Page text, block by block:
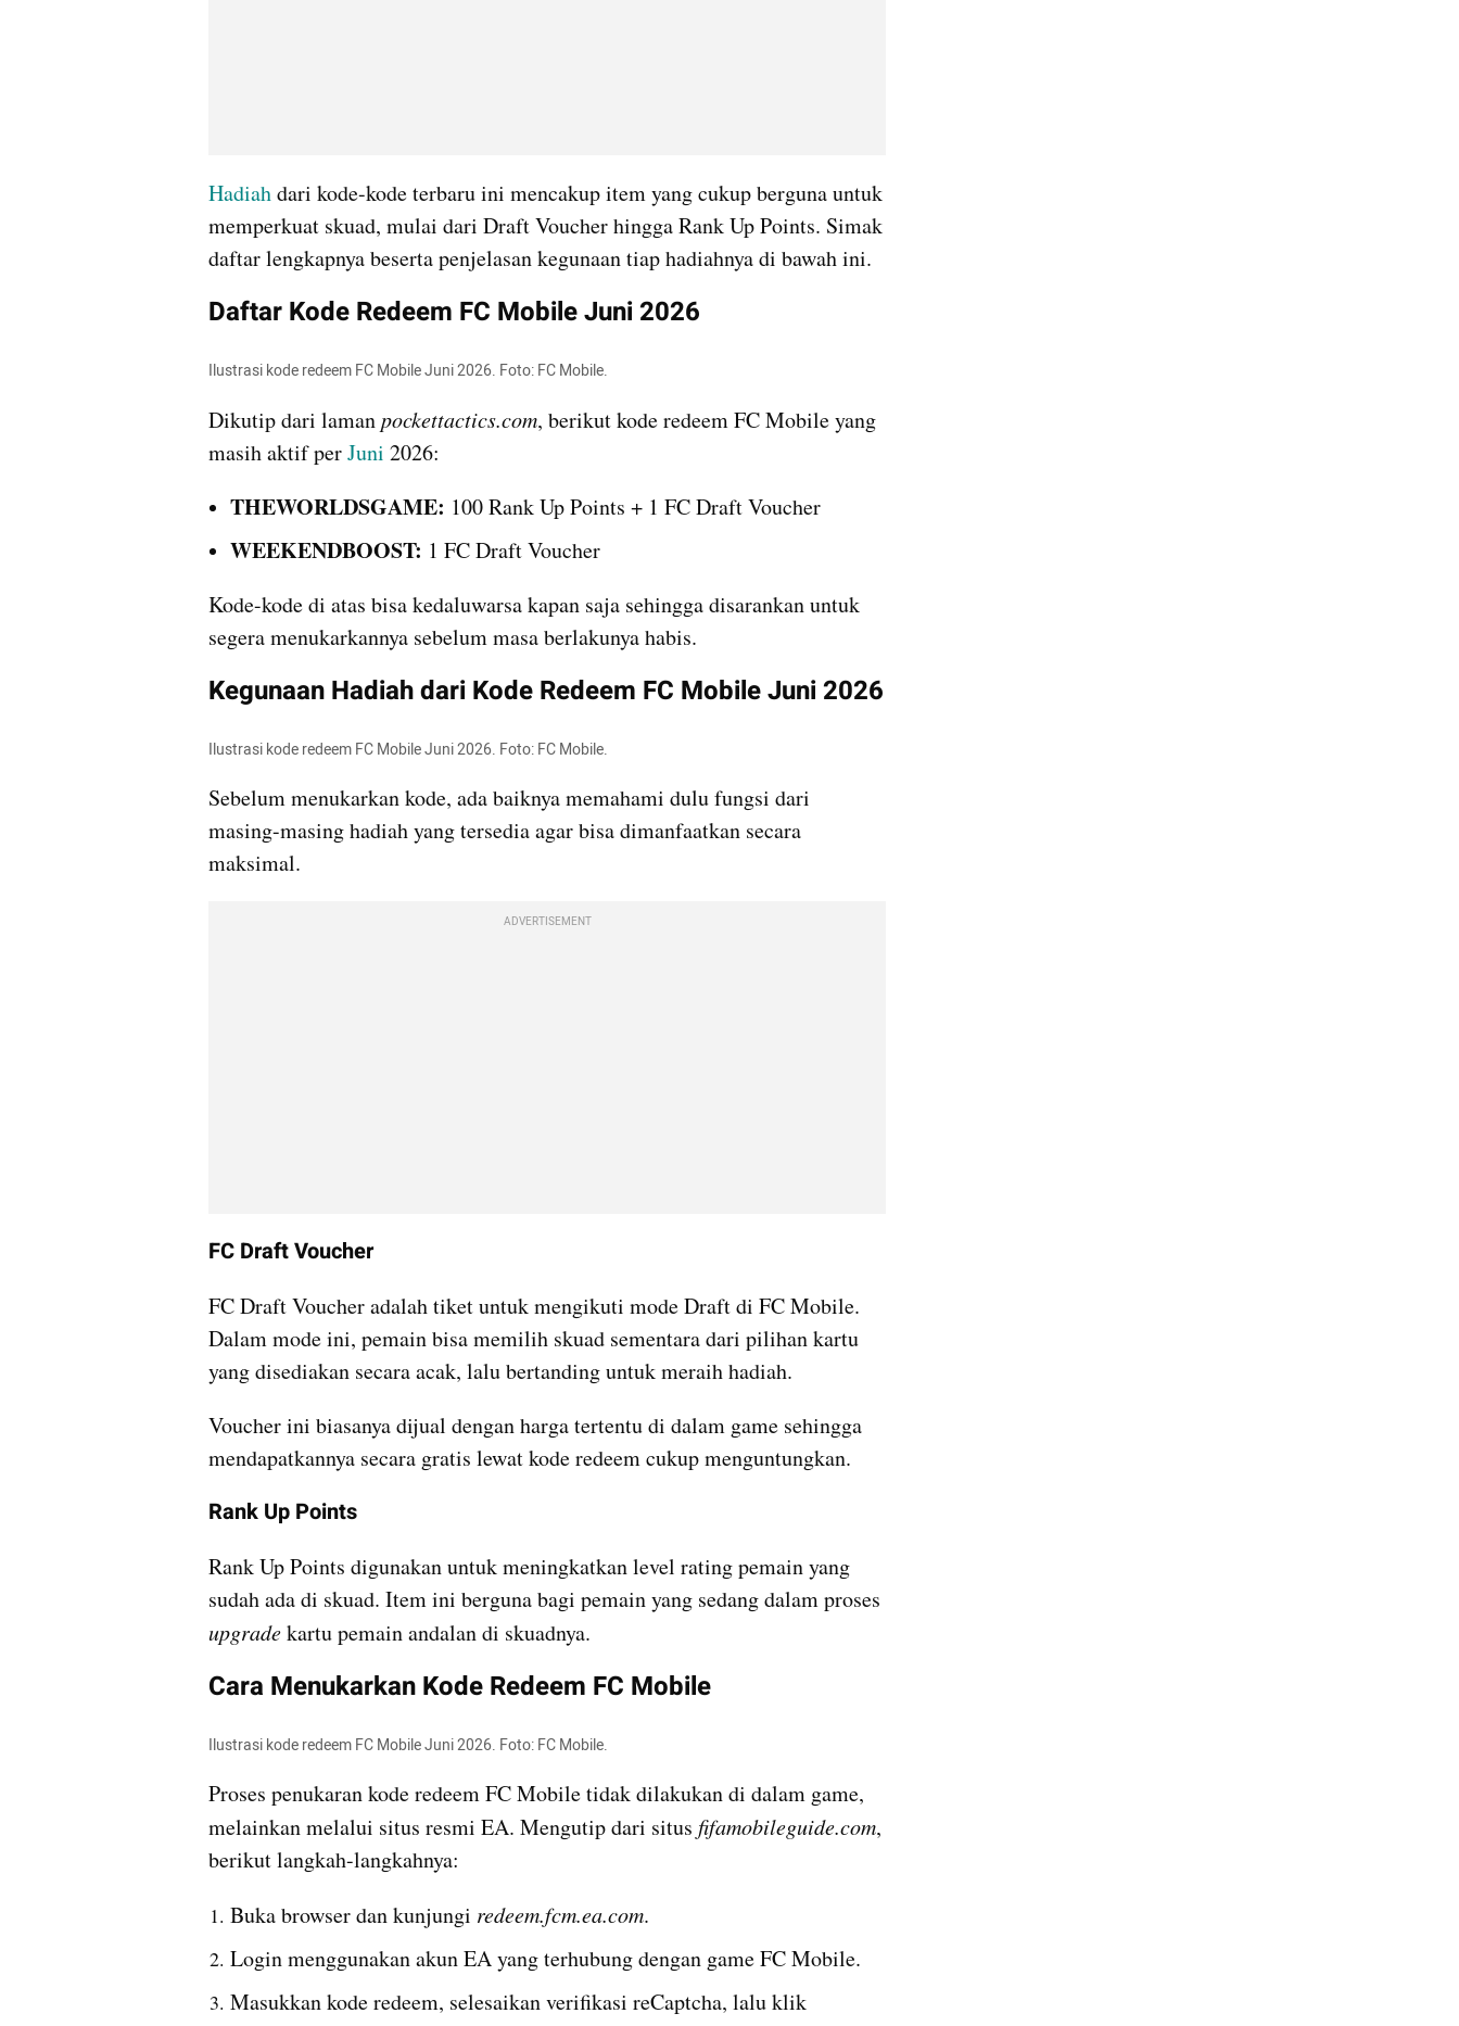
Hadiah dari kode-kode terbaru ini mencakup item yang cukup berguna untuk
memperkuat skuad, mulai dari Draft Voucher hingga Rank Up Points. Simak
daftar lengkapnya beserta penjelasan kegunaan tiap hadiahnya di bawah ini.
Daftar Kode Redeem FC Mobile Juni 2026
Ilustrasi kode redeem FC Mobile Juni 2026. Foto: FC Mobile.
Dikutip dari laman pockettactics.com, berikut kode redeem FC Mobile yang
masih aktif per Juni 2026:
THEWORLDSGAME: 100 Rank Up Points + 1 FC Draft Voucher
WEEKENDBOOST: 1 FC Draft Voucher
Kode-kode di atas bisa kedaluwarsa kapan saja sehingga disarankan untuk
segera menukarkannya sebelum masa berlakunya habis.
Kegunaan Hadiah dari Kode Redeem FC Mobile Juni 2026
Ilustrasi kode redeem FC Mobile Juni 2026. Foto: FC Mobile.
Sebelum menukarkan kode, ada baiknya memahami dulu fungsi dari
masing-masing hadiah yang tersedia agar bisa dimanfaatkan secara
maksimal.
ADVERTISEMENT
FC Draft Voucher
FC Draft Voucher adalah tiket untuk mengikuti mode Draft di FC Mobile.
Dalam mode ini, pemain bisa memilih skuad sementara dari pilihan kartu
yang disediakan secara acak, lalu bertanding untuk meraih hadiah.
Voucher ini biasanya dijual dengan harga tertentu di dalam game sehingga
mendapatkannya secara gratis lewat kode redeem cukup menguntungkan.
Rank Up Points
Rank Up Points digunakan untuk meningkatkan level rating pemain yang
upgrade kartu pemain andalan di skuadnya.
Cara Menukarkan Kode Redeem FC Mobile
Ilustrasi kode redeem FC Mobile Juni 2026. Foto: FC Mobile.
Proses penukaran kode redeem FC Mobile tidak dilakukan di dalam game,
melainkan melalui situs resmi EA. Mengutip dari situs fifamobileguide.com,
berikut langkah-langkahnya:
Buka browser dan kunjungi redeem.fcm.ea.com.
Login menggunakan akun EA yang terhubung dengan game FC Mobile.
Masukkan kode redeem, selesaikan verifikasi reCaptcha, lalu klik